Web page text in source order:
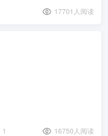
17701人阅读
1 16750人阅读